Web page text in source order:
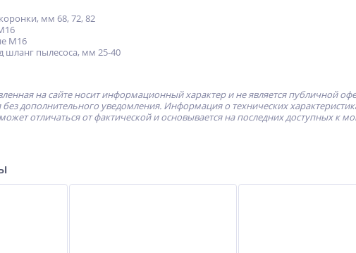
мм 68, 72, 82
M16
шланг пылесоса, мм 25-40
на сайте носит информационный характер и не является публичной
дополнительного уведомления. Информация о технических
отличаться от фактической и основывается на последних доступных к